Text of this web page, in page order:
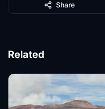
Share
Related